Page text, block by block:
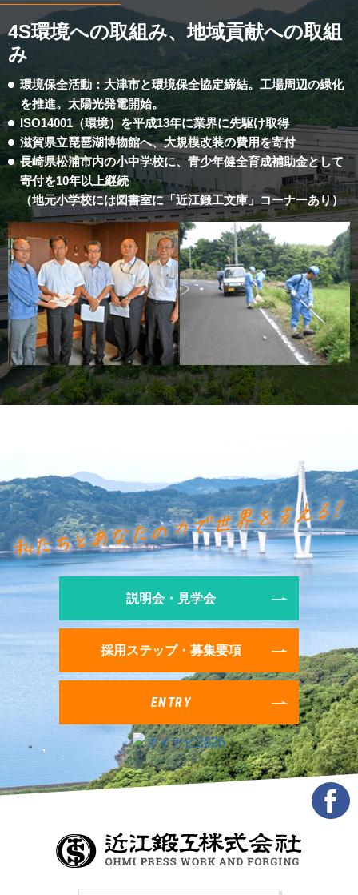
4S環境への取組み、地域貢献への取組
み
環境保全活動：大津市と環境保全協定締結。工場周辺の緑化
を推進。太陽光発電開始。
ISO14001（環境）を平成13年に業界に先駆け取得
滋賀県立琵琶湖博物館へ、大規模改装の費用を寄付
長崎県松浦市内の小中学校に、青少年健全育成補助金として
寄付を10年以上継続
（地元小学校には図書室に「近江鍛工文庫」コーナーあり）
説明会・見学会
採用ステップ・募集要項
ENTRY